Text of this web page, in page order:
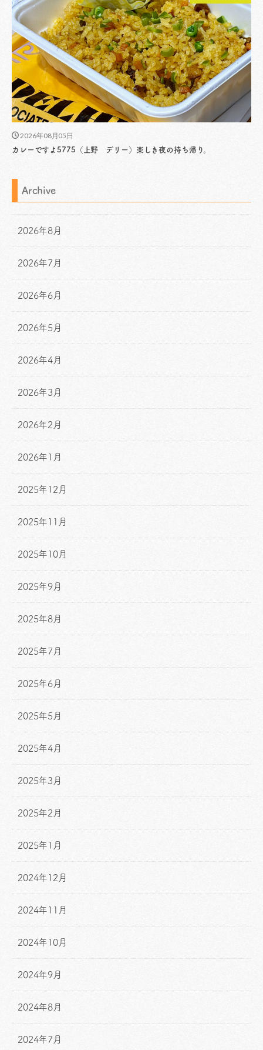
2026年08月05日
カレーですよ5775（上野 デリー）楽しき夜の持ち帰り。
Archive
2026年8月
2026年7月
2026年6月
2026年5月
2026年4月
2026年3月
2026年2月
2026年1月
2025年12月
2025年11月
2025年10月
2025年9月
2025年8月
2025年7月
2025年6月
2025年5月
2025年4月
2025年3月
2025年2月
2025年1月
2024年12月
2024年11月
2024年10月
2024年9月
2024年8月
2024年7月